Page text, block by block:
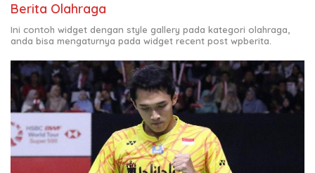
Berita Olahraga
Ini contoh widget dengan style gallery pada kategori olahraga,
anda bisa mengaturnya pada widget recent post wpberita.